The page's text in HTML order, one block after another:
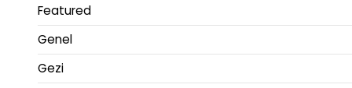
Featured
Genel
Gezi